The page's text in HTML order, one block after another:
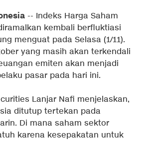
-- Indeks Harga Saham
kembali berfluktiasi
menguat pada Selasa (1/11).
yang masih akan terkendali
emiten akan menjadi
pasar pada hari ini.
Lanjar Nafi menjelaskan,
ditutup tertekan pada
Di mana saham sektor
karena kesepakatan untuk